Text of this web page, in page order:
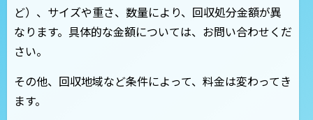
ど）、サイズや重さ、数量により、回収処分金額が異
なります。具体的な金額については、お問い合わせくだ
さい。
その他、回収地域など条件によって、料金は変わってき
ます。